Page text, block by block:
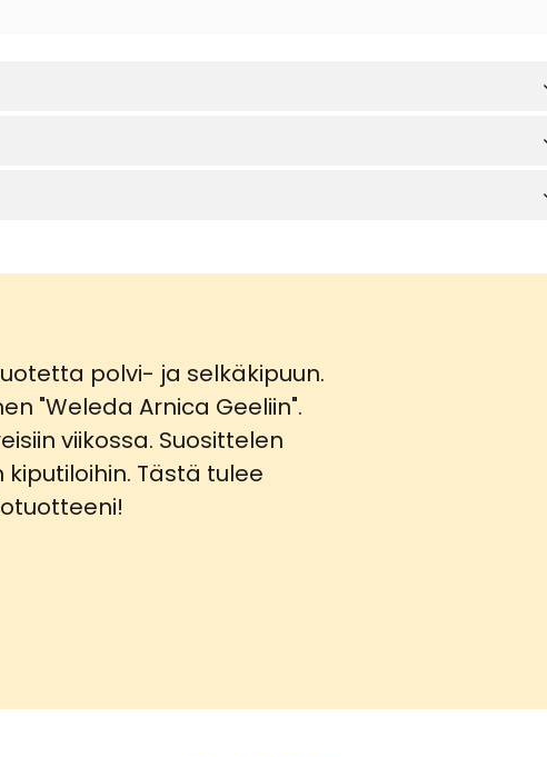
polvi- ja selkäkipuun.
"Weleda Arnica Geeliin".
viikossa. Suosittelen
kiputiloihin. Tästä tulee